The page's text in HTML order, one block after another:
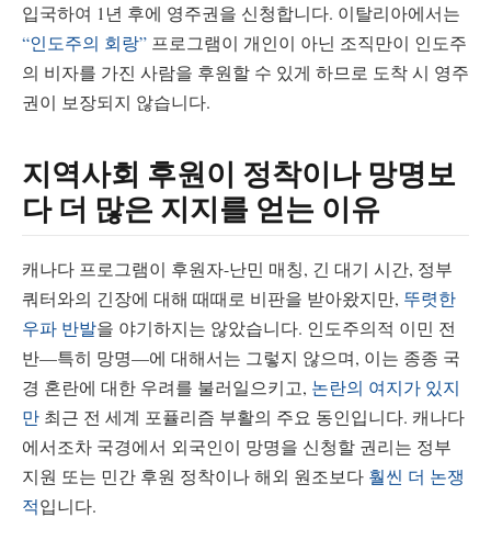
입국하여 1년 후에 영주권을 신청합니다. 이탈리아에서는
“인도주의 회랑” 프로그램이 개인이 아닌 조직만이 인도주
의 비자를 가진 사람을 후원할 수 있게 하므로 도착 시 영주
권이 보장되지 않습니다.
지역사회 후원이 정착이나 망명보
다 더 많은 지지를 얻는 이유
캐나다 프로그램이 후원자-난민 매칭, 긴 대기 시간, 정부
쿼터와의 긴장에 대해 때때로 비판을 받아왔지만, 뚜렷한
우파 반발을 야기하지는 않았습니다. 인도주의적 이민 전
반—특히 망명—에 대해서는 그렇지 않으며, 이는 종종 국
경 혼란에 대한 우려를 불러일으키고, 논란의 여지가 있지
만 최근 전 세계 포퓰리즘 부활의 주요 동인입니다. 캐나다
에서조차 국경에서 외국인이 망명을 신청할 권리는 정부
지원 또는 민간 후원 정착이나 해외 원조보다 훨씬 더 논쟁
적입니다.